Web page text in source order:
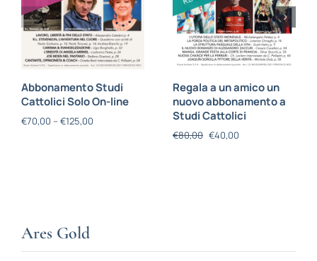
Abbonamento Studi
Cattolici Solo On-line
€70,00 – €125,00
Regala a un amico un
nuovo abbonamento a
Studi Cattolici
€80,00 €40,00
Ares Gold